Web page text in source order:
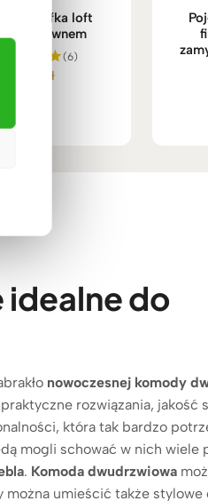
szafka loft
z drewnem
(6)
zł
do
nowoczesnej komody
rozwiązania, jakość
która tak bardzo
mogli schować w nich wiele
. Komoda dwudrzwiowa
umieścić także stylowe